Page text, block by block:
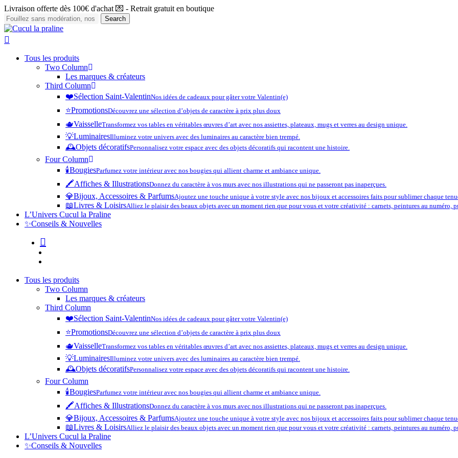
Skip
to
main
content
Livraison offerte dès 100€ d'achat 💌 - Retrait gratuit en boutique
Search
Close
Search
Tous les produits
Two Column
Les marques & créateurs
Third Column
❤️​Sélection Saint-ValentinNos idées de cadeaux pour gâter votre Valentin(e)
⭐️PromotionsDécouvrez une sélection d’objets de caractère à prix plus doux
🫖VaisselleTransformez vos tables en véritables œuvres d’art avec nos assiettes, plateaux, mugs et verres au design unique.
💡LuminairesIlluminez votre univers avec des luminaires au caractère bien trempé.
🕰️Objets décoratifsPersonnalisez votre espace avec des objets décoratifs qui racontent une histoire.
Four Column
🕯️BougiesParfumez votre intérieur avec nos bougies qui allient charme et ambiance unique.
🖍️Affiches & IllustrationsDonnez du caractère à vos murs avec nos illustrations qui ne passeront pas inaperçues.
💎Bijoux, Accessoires & ParfumsAjoutez une touche unique à votre style avec nos bijoux et accessoires faits pour sublimer chaque
📖Livres & LoisirsAlliez le plaisir des beaux objets avec un moment rien que pour vous et votre créativité : carnets, peintures au numéro,
L’Univers Cucul la Praline
✨Conseils & Nouvelles
Tous les produits
Two Column
Les marques & créateurs
Third Column
❤️​Sélection Saint-ValentinNos idées de cadeaux pour gâter votre Valentin(e)
⭐️PromotionsDécouvrez une sélection d’objets de caractère à prix plus doux
🫖VaisselleTransformez vos tables en véritables œuvres d’art avec nos assiettes, plateaux, mugs et verres au design unique.
💡LuminairesIlluminez votre univers avec des luminaires au caractère bien trempé.
🕰️Objets décoratifsPersonnalisez votre espace avec des objets décoratifs qui racontent une histoire.
Four Column
🕯️BougiesParfumez votre intérieur avec nos bougies qui allient charme et ambiance unique.
🖍️Affiches & IllustrationsDonnez du caractère à vos murs avec nos illustrations qui ne passeront pas inaperçues.
💎Bijoux, Accessoires & ParfumsAjoutez une touche unique à votre style avec nos bijoux et accessoires faits pour sublimer chaque
📖Livres & LoisirsAlliez le plaisir des beaux objets avec un moment rien que pour vous et votre créativité : carnets, peintures au numéro,
L’Univers Cucul la Praline
✨Conseils & Nouvelles